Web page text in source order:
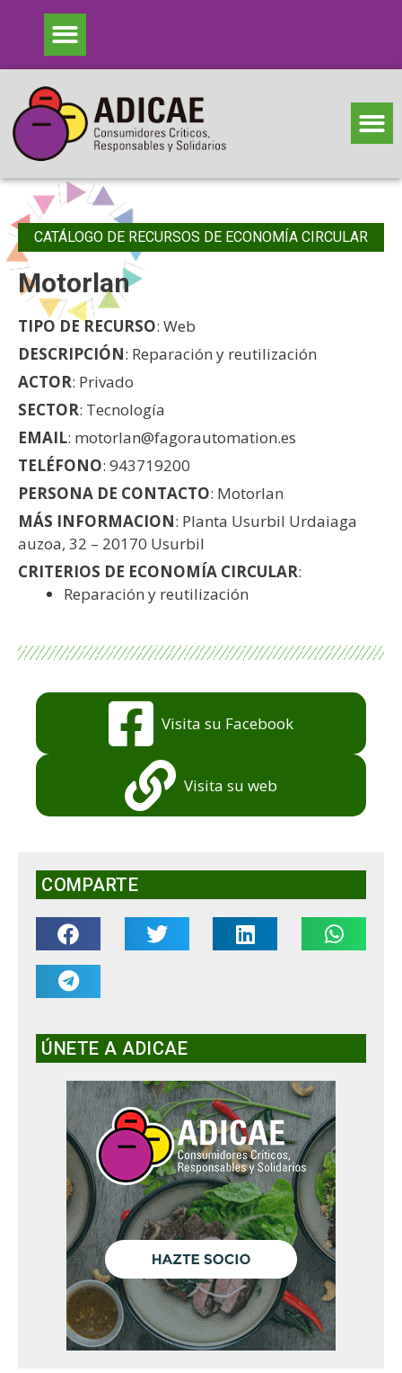
CATÁLOGO DE RECURSOS DE ECONOMÍA CIRCULAR
Motorlan
TIPO DE RECURSO: Web
DESCRIPCIÓN: Reparación y reutilización
ACTOR: Privado
SECTOR: Tecnología
EMAIL: motorlan@fagorautomation.es
TELÉFONO: 943719200
PERSONA DE CONTACTO: Motorlan
MÁS INFORMACION: Planta Usurbil Urdaiaga
auzoa, 32 – 20170 Usurbil
CRITERIOS DE ECONOMÍA CIRCULAR:
Reparación y reutilización
Visita su Facebook
Visita su web
COMPARTE
ÚNETE A ADICAE